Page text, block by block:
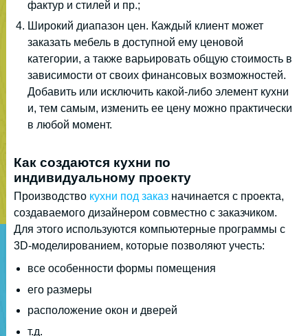
фактур и стилей и пр.;
Широкий диапазон цен. Каждый клиент может
заказать мебель в доступной ему ценовой
категории, а также варьировать общую стоимость в
зависимости от своих финансовых возможностей.
Добавить или исключить какой-либо элемент кухни
и, тем самым, изменить ее цену можно практически
в любой момент.
Как создаются кухни по
индивидуальному проекту
Производство кухни под заказ начинается с проекта,
создаваемого дизайнером совместно с заказчиком.
Для этого используются компьютерные программы с
3D-моделированием, которые позволяют учесть:
все особенности формы помещения
его размеры
расположение окон и дверей
т.д.